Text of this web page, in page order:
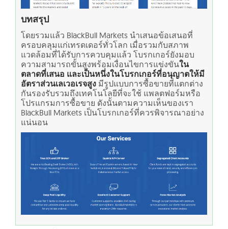
บทสรุป
โดยรวมแล้ว BlackBull Markets นำเสนอข้อเสนอที่
ครอบคลุมแก่เทรดเดอร์ทั่วโลก เมื่อรวมกับสภาพ
แวดล้อมที่ได้รับการควบคุมแล้ว โบรกเกอร์ยังมอบ
ความสามารถขั้นสูงพร้อมเงื่อนไขการแข่งขันใน
ตลาดที่เสนอ และเป็นหนึ่งในโบรกเกอร์ที่อนุญาตให้มี
อัตราส่วนเลเวอเรจสูง มีรูปแบบการซื้อขายที่แตกต่าง
กันรองรับรวมถึงเทคโนโลยีที่จะใช้ แพลตฟอร์มหรือ
โปรแกรมการซื้อขาย ดังนั้นตามความเห็นของเรา
BlackBull Markets เป็นโบรกเกอร์ที่ควรพิจารณาอย่าง
แน่นอน